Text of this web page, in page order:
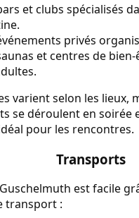
et clubs spécialisés
privés
et centres de
varient selon les lieux,
se déroulent en soirée
pour les rencontres.
Transports
est facile
transport :